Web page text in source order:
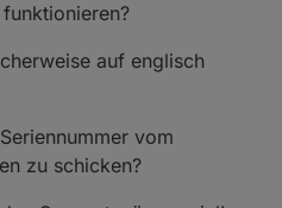
auf englisch
vom
zu schicken?